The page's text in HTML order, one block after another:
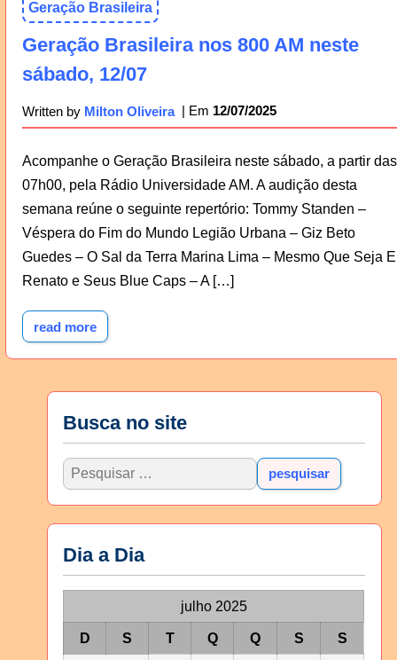
Geração Brasileira
Geração Brasileira nos 800 AM neste
sábado, 12/07
Written by Milton Oliveira 12/07/2025
Acompanhe o Geração Brasileira neste sábado, a partir das
07h00, pela Rádio Universidade AM. A audição desta
semana reúne o seguinte repertório: Tommy Standen –
Véspera do Fim do Mundo Legião Urbana – Giz Beto
Guedes – O Sal da Terra Marina Lima – Mesmo Que Seja
Renato e Seus Blue Caps – A […]
read more
Busca no site
Dia a Dia
julho 2025
D S T Q Q S S